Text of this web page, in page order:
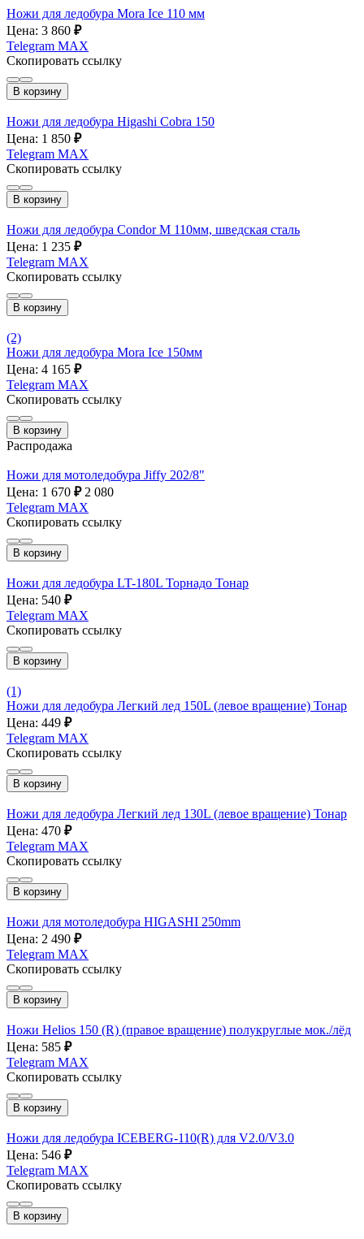
Ножи для ледобура Mora Ice 110 мм
Цена: 3 860 ₽
Telegram MAX
Скопировать ссылку
В корзину
Ножи для ледобура Higashi Cobra 150
Цена: 1 850 ₽
Telegram MAX
Скопировать ссылку
В корзину
Ножи для ледобура Condor M 110мм, шведская сталь
Цена: 1 235 ₽
Telegram MAX
Скопировать ссылку
В корзину
(2)
Ножи для ледобура Mora Ice 150мм
Цена: 4 165 ₽
Telegram MAX
Скопировать ссылку
В корзину
Распродажа
Ножи для мотоледобура Jiffy 202/8"
Цена: 1 670 ₽ 2 080
Telegram MAX
Скопировать ссылку
В корзину
Ножи для ледобура LT-180L Торнадо Тонар
Цена: 540 ₽
Telegram MAX
Скопировать ссылку
В корзину
(1)
Ножи для ледобура Легкий лед 150L (левое вращение) Тонар
Цена: 449 ₽
Telegram MAX
Скопировать ссылку
В корзину
Ножи для ледобура Легкий лед 130L (левое вращение) Тонар
Цена: 470 ₽
Telegram MAX
Скопировать ссылку
В корзину
Ножи для мотоледобура HIGASHI 250mm
Цена: 2 490 ₽
Telegram MAX
Скопировать ссылку
В корзину
Ножи Helios 150 (R) (правое вращение) полукруглые мок./лёд
Цена: 585 ₽
Telegram MAX
Скопировать ссылку
В корзину
Ножи для ледобура ICEBERG-110(R) для V2.0/V3.0
Цена: 546 ₽
Telegram MAX
Скопировать ссылку
В корзину